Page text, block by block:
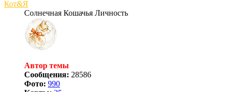
Кот&Я
Солнечная Кошачья Личность
Автор темы
Сообщения: 28586
Фото: 990